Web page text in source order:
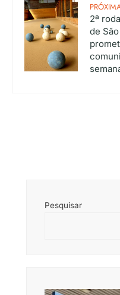
2ª
de
Pesquisar